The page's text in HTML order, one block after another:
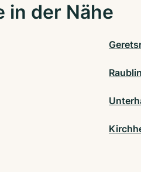
in der Nähe